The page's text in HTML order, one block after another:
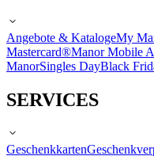
Angebote & KatalogeMy
Mastercard®Manor Mobile
ManorSingles DayBlack
SERVICES
Geschenkkarten